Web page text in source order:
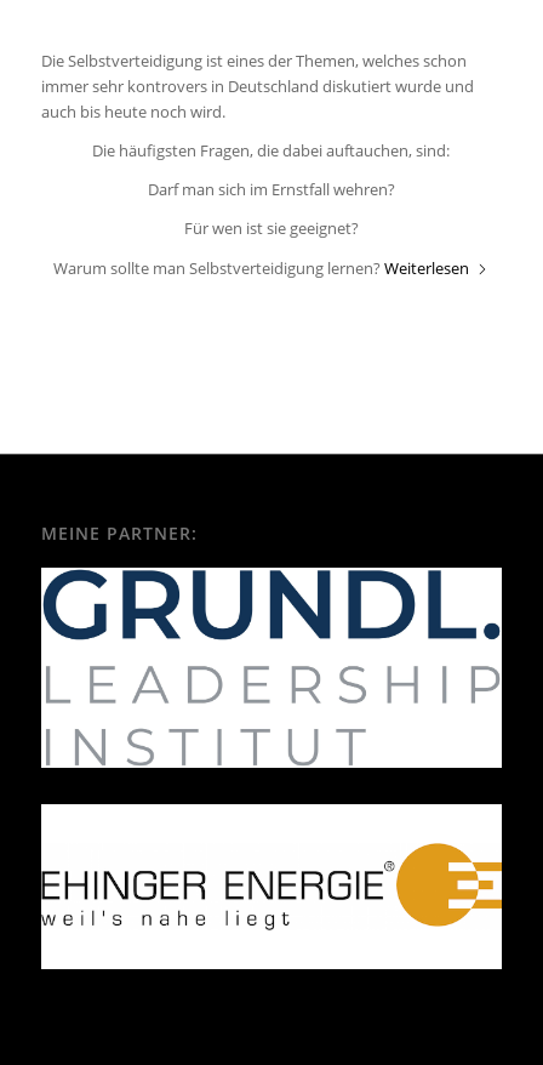
Die Selbstverteidigung ist eines der Themen, welches schon
immer sehr kontrovers in Deutschland diskutiert wurde und
auch bis heute noch wird.
Die häufigsten Fragen, die dabei auftauchen, sind:
Darf man sich im Ernstfall wehren?
Für wen ist sie geeignet?
Warum sollte man Selbstverteidigung lernen?Weiterlesen
MEINE PARTNER: